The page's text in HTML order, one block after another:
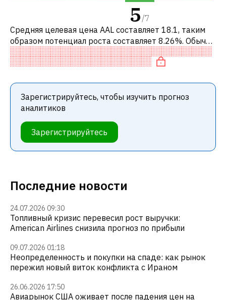
Последние новости
24.07.2026 09:30
Топливный кризис перевесил рост выручки:
American Airlines снизила прогноз по прибыли
09.07.2026 01:18
Неопределенность и покупки на спаде: как рынок
пережил новый виток конфликта с Ираном
26.06.2026 17:50
Авиарынок США оживает после падения цен на
5 /7
Средняя целевая цена AAL составляет 18.1, таким
образом потенциал роста составляет 8.26%. Обычно
это означает рекомендацию «ДЕРЖАТЬ» среди
инвестиционных компаний. Эта не
Зарегистрируйтесь, чтобы изучить прогноз
аналитиков
Зарегистрируйтесь